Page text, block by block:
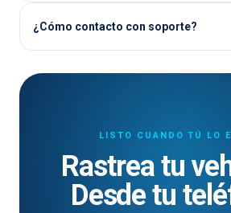
¿Cómo contacto con soporte?
LISTO CUANDO TÚ LO
Rastrea tu
Desde tu